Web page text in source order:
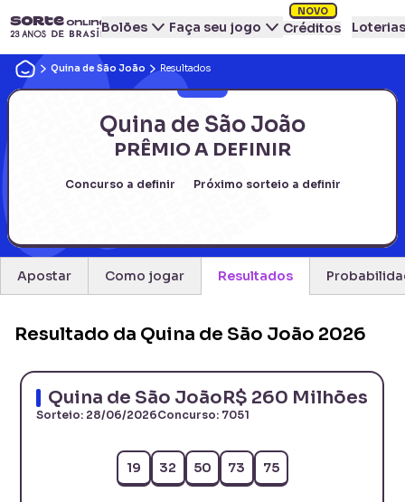
Bolões Faça seu jogo Créditos
NOVO
Loterias
Quina de São João Resultados
Quina de São João
PRÊMIO A DEFINIR
Concurso a definir Próximo sorteio a definir
Apostar Como jogar Resultados
Resultado da Quina de São João 2026
Quina de São JoãoR$ 260 Milhões
Sorteio: 28/06/2026Concurso: 7051
19 32 50 73 75